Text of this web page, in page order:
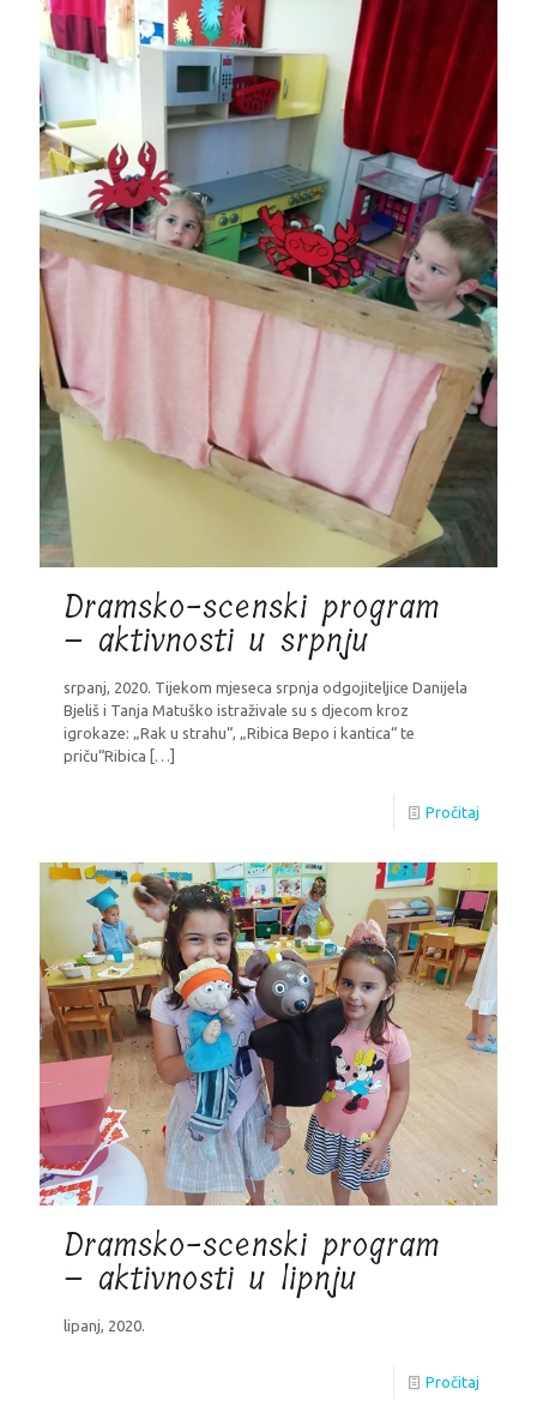
Dramsko-scenski program
– aktivnosti u srpnju
srpanj, 2020. Tijekom mjeseca srpnja odgojiteljice Danijela
Bjeliš i Tanja Matuško istraživale su s djecom kroz
igrokaze: „Rak u strahu“, „Ribica Bepo i kantica“ te
priču“Ribica […]
Pročitaj
Dramsko-scenski program
– aktivnosti u lipnju
lipanj, 2020.
Pročitaj